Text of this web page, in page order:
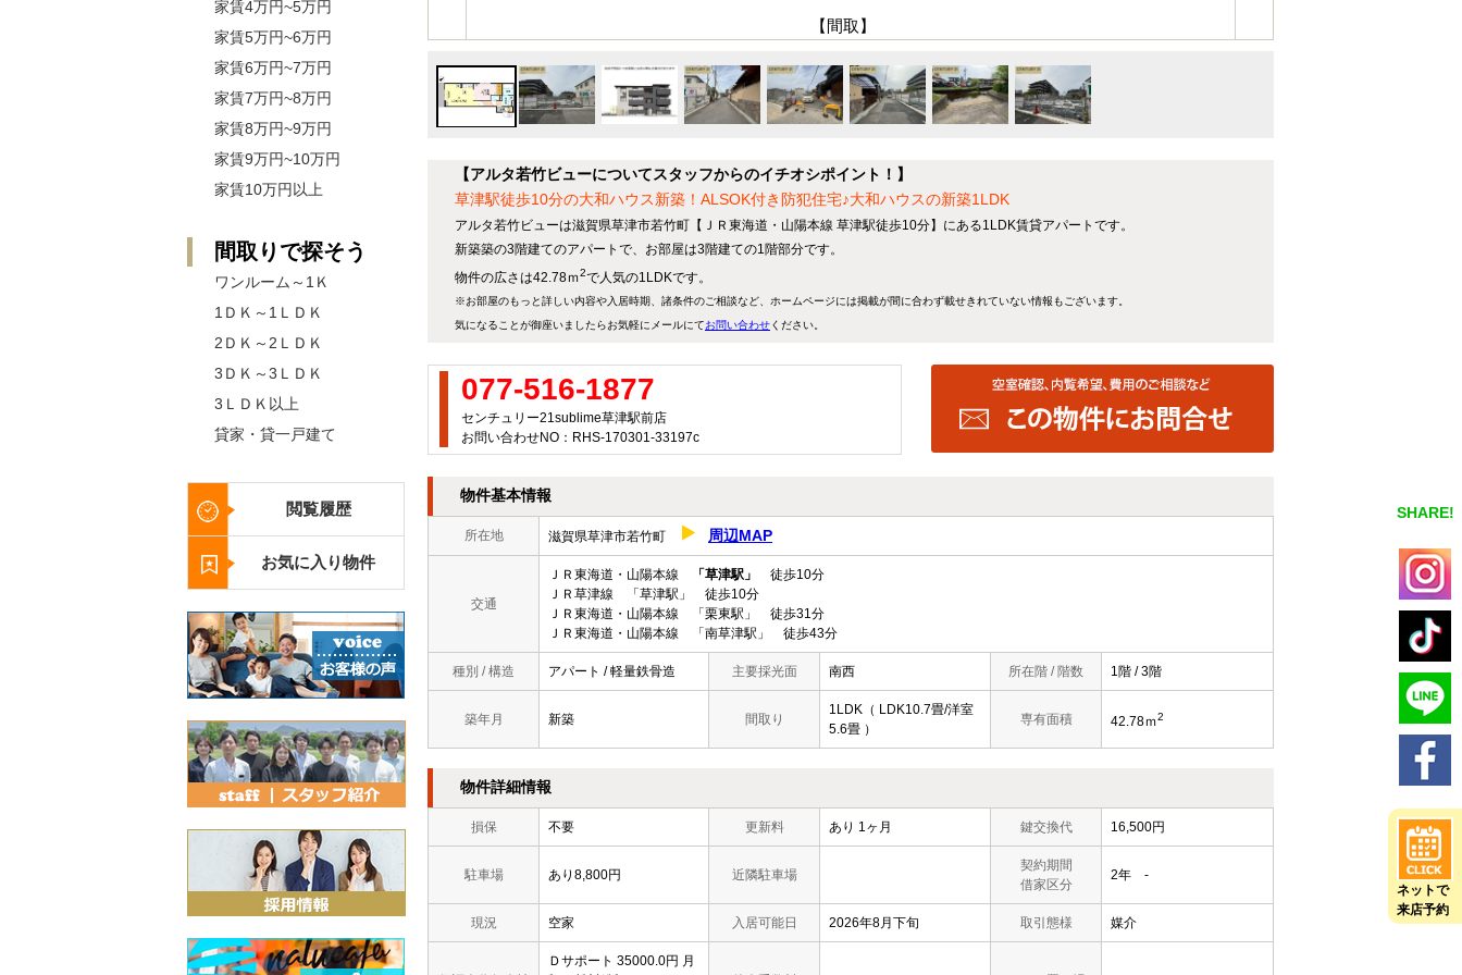
SHARE!
ネットで
来店予約
【間取】
【アルタ若竹ビューについてスタッフからのイチオシポイント！】
草津駅徒歩10分の大和ハウス新築！ALSOK付き防犯住宅♪大和ハウスの新築1LDK
アルタ若竹ビューは滋賀県草津市若竹町【ＪＲ東海道・山陽本線 草津駅徒歩10分】にある1LDK賃貸アパートです。
新築築の3階建てのアパートで、お部屋は3階建ての1階部分です。
物件の広さは42.78ｍ2で人気の1LDKです。
※お部屋のもっと詳しい内容や入居時期、諸条件のご相談など、ホームページには掲載が間に合わず載せきれていない情報もございます。
気になることが御座いましたらお気軽にメールにてお問い合わせください。
077-516-1877
センチュリー21sublime草津駅前店
お問い合わせNO：RHS-170301-33197c
物件基本情報
所在地 滋賀県草津市若竹町 周辺MAP
交通
ＪＲ東海道・山陽本線 「草津駅」
徒歩10分
ＪＲ草津線 「草津駅」 徒歩10分
ＪＲ東海道・山陽本線 「栗東駅」 徒歩31分
ＪＲ東海道・山陽本線 「南草津駅」 徒歩43分
種別 / 構造 アパート / 軽量鉄骨造 主要採光面 南西 所在階 / 階数 1階 / 3階
築年月 新築 間取り
1LDK（ LDK10.7畳/洋室
5.6畳 ）
専有面積 42.78ｍ2
物件詳細情報
損保 不要 更新料 あり 1ヶ月 鍵交換代 16,500円
駐車場 あり8,800円 近隣駐車場
契約期間
借家区分
2年 -
現況 空家 入居可能日 2026年8月下旬 取引態様 媒介
Ｄサポート 35000.0円 月
家賃4万円~5万円
家賃5万円~6万円
家賃6万円~7万円
家賃7万円~8万円
家賃8万円~9万円
家賃9万円~10万円
家賃10万円以上
間取りで探そう
ワンルーム～1Ｋ
1ＤＫ～1ＬＤＫ
2ＤＫ～2ＬＤＫ
3ＤＫ～3ＬＤＫ
3ＬＤＫ以上
貸家・貸一戸建て
閲覧履歴
お気に入り物件